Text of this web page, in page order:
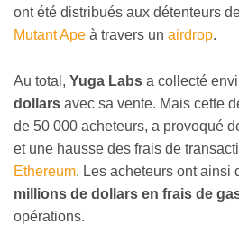
ont été distribués aux détenteurs
Mutant Ape à travers un airdrop.
Au total, Yuga Labs a collecté
dollars avec sa vente. Mais cette
de 50 000 acheteurs, a provoqué
et une hausse des frais de
Ethereum. Les acheteurs ont ainsi
millions de dollars en frais de
opérations.